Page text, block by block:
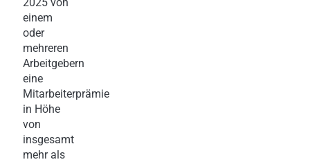
einem
oder
mehreren
Arbeitgebern
eine
Mitarbeiterprämie
in Höhe
von
insgesamt
mehr als